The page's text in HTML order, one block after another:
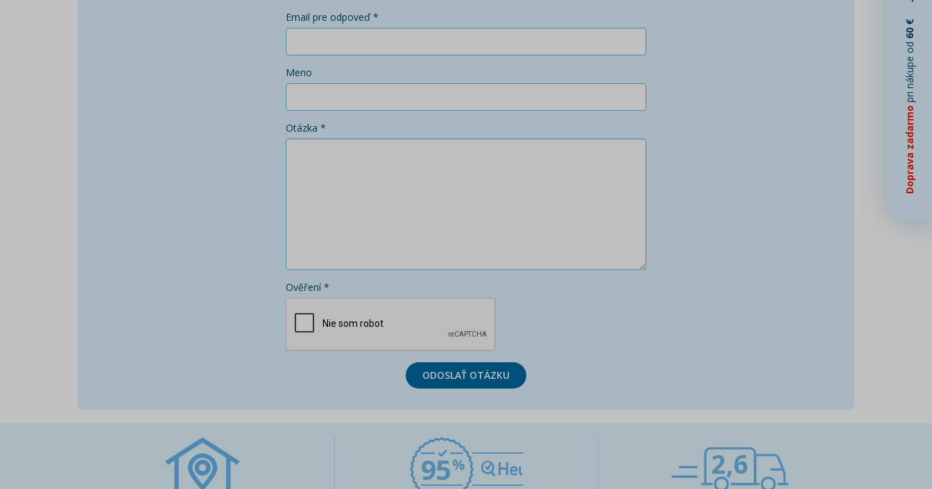
Email pre odpoveď *
Meno
Otázka *
Ověření *
ODOSLAŤ OTÁZKU
95 2,6
Doprava zadarmo
pri nákupe od
60 €